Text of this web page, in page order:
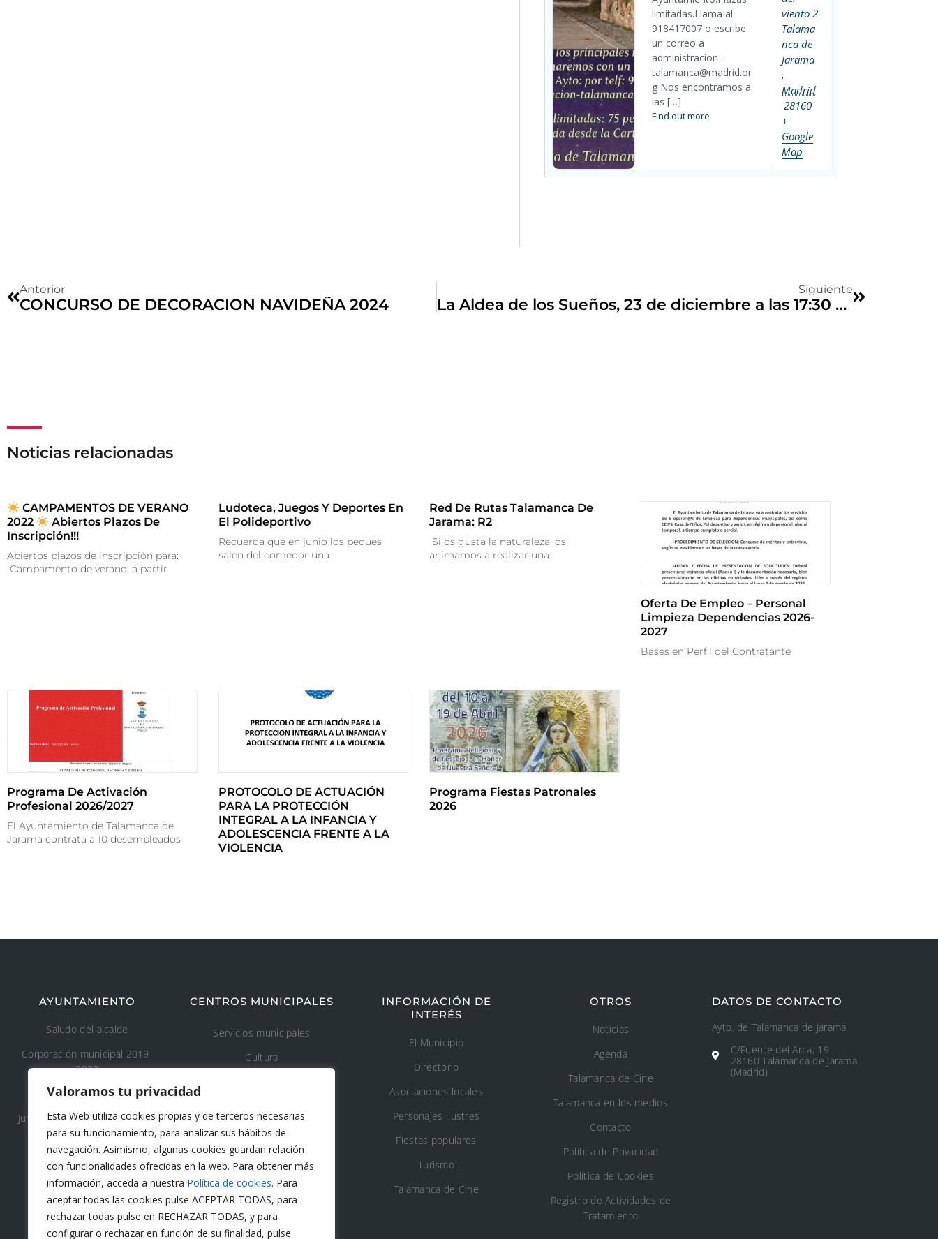
Valoramos tu privacidad
Esta Web utiliza cookies propias y de terceros necesarias
para su funcionamiento, para analizar sus hábitos de
navegación. Asimismo, algunas cookies guardan relación
con funcionalidades ofrecidas en la web. Para obtener más
información, acceda a nuestra Política de cookies. Para
aceptar todas las cookies pulse ACEPTAR TODAS, para
rechazar todas pulse en RECHAZAR TODAS, y para
configurar o rechazar en función de su finalidad, pulse
limitadas.Llama al
918417007 o escribe
un correo a
administracion-
talamanca@madrid.or
g Nos encontramos a
las […]
Find out more
viento 2
Talama
nca de
Jarama
,
Madrid
28160
+
Google
Map
Anterior
CONCURSO DE DECORACION NAVIDEÑA 2024
Siguiente
La Aldea de los Sueños, 23 de diciembre a las 17:30 h. Plaza de la Constitución.
Noticias relacionadas
CAMPAMENTOS DE VERANO
2022
Abiertos Plazos De
Inscripción!!!
Abiertos plazos de inscripción para:
Campamento de verano: a partir
Ludoteca, Juegos Y Deportes En
El Polideportivo
Recuerda que en junio los peques
salen del comedor una
Red De Rutas Talamanca De
Jarama: R2
Si os gusta la naturaleza, os
animamos a realizar una
Oferta De Empleo – Personal
Limpieza Dependencias 2026-
2027
Bases en Perfil del Contratante
Programa De Activación
Profesional 2026/2027
El Ayuntamiento de Talamanca de
Jarama contrata a 10 desempleados
PROTOCOLO DE ACTUACIÓN
PARA LA PROTECCIÓN
INTEGRAL A LA INFANCIA Y
ADOLESCENCIA FRENTE A LA
VIOLENCIA
Programa Fiestas Patronales
2026
AYUNTAMIENTO
Saludo del alcalde
Corporación municipal 2019-
2023
Concejalía 2019-2023
Junta de Gobierno Local 2019-
2023
CENTROS MUNICIPALES
Servicios municipales
Cultura
Áreas recreativas
Medio ambiente
Tanatorio y cementerio
municipal
Protección civil
INFORMACIÓN DE
INTERÉS
El Municipio
Directorio
Asociaciones locales
Personajes ilustres
Fiestas populares
Turismo
Talamanca de Cine
OTROS
Noticias
Agenda
Talamanca de Cine
Talamanca en los medios
Contacto
Política de Privacidad
Política de Cookies
Registro de Actividades de
Tratamiento
DATOS DE CONTACTO
Ayto. de Talamanca de Jarama
C/Fuente del Arca, 19
28160 Talamanca de Jarama
(Madrid)